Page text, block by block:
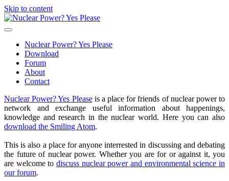
Skip to content
Nuclear
Power?
Please
open
primary
menu Nuclear Power? Yes Please
Download
Forum
About
Contact
Sidebar
Nuclear Power? Yes Pleaseis a place for friends of nuclear power to
network and exchange useful information about happenings,
knowledge and research in the nuclear world. Here you can also
download the Smiling Atom.
This is also a place for anyone interrested in discussing and debating
the future of nuclear power. Whether you are for or against it, you
are welcome to discuss nuclear power and environmental science in
our forum.